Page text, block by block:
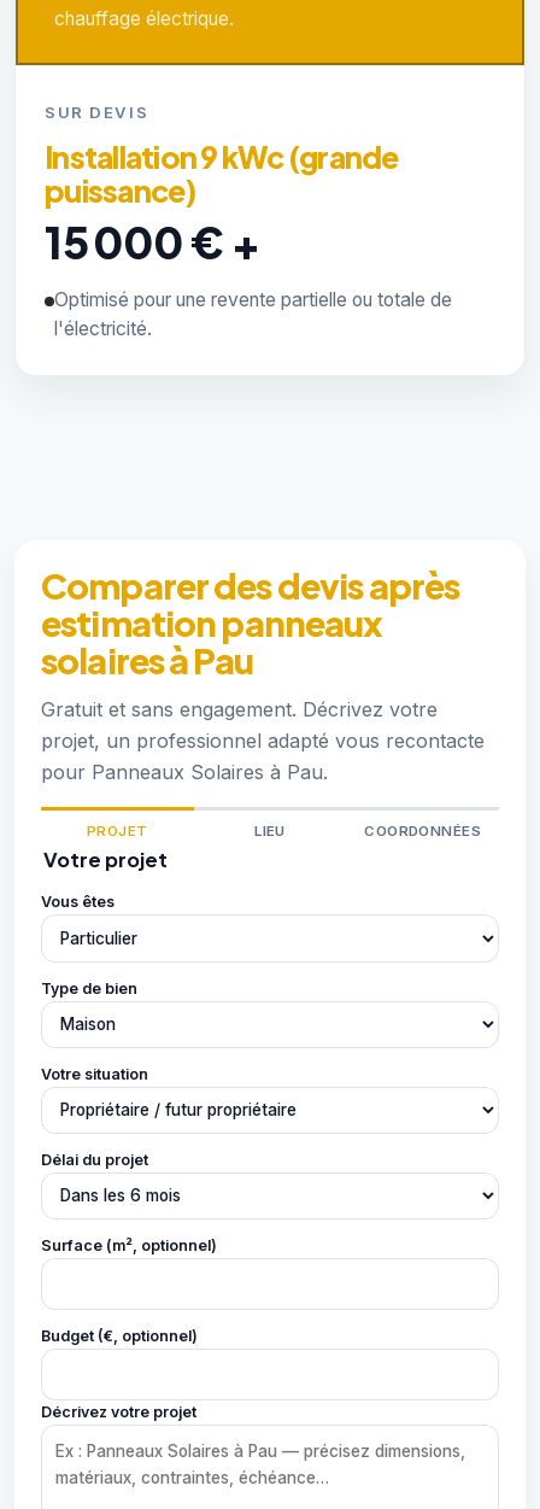
chauffage électrique.
SUR DEVIS
Installation 9 kWc (grande
puissance)
15 000 € +
Optimisé pour une revente partielle ou totale de
l'électricité.
Comparer des devis après
estimation panneaux
solaires à Pau
Gratuit et sans engagement. Décrivez votre
projet, un professionnel adapté vous recontacte
pour Panneaux Solaires à Pau.
PROJET LIEU COORDONNÉES
Votre projet
Vous êtes
Type de bien
Votre situation
Délai du projet
Surface (m², optionnel)
Budget (€, optionnel)
Décrivez votre projet